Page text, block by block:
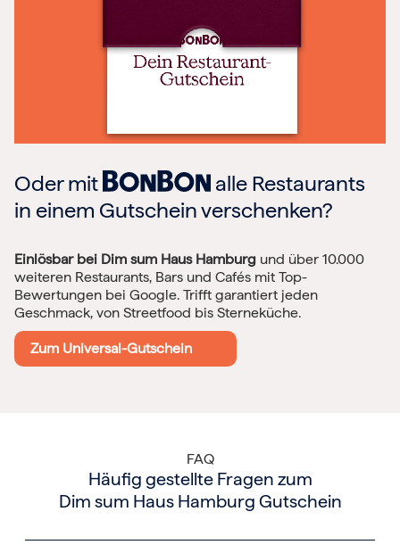
Oder mit
alle Restaurants
in einem Gutschein verschenken?
Einlösbar bei Dim sum Haus Hamburg und über 10.000
weiteren Restaurants, Bars und Cafés mit Top-
Bewertungen bei Google. Trifft garantiert jeden
Geschmack, von Streetfood bis Sterneküche.
Zum Universal-Gutschein
FAQ
Häufig gestellte Fragen zum
Dim sum Haus Hamburg Gutschein